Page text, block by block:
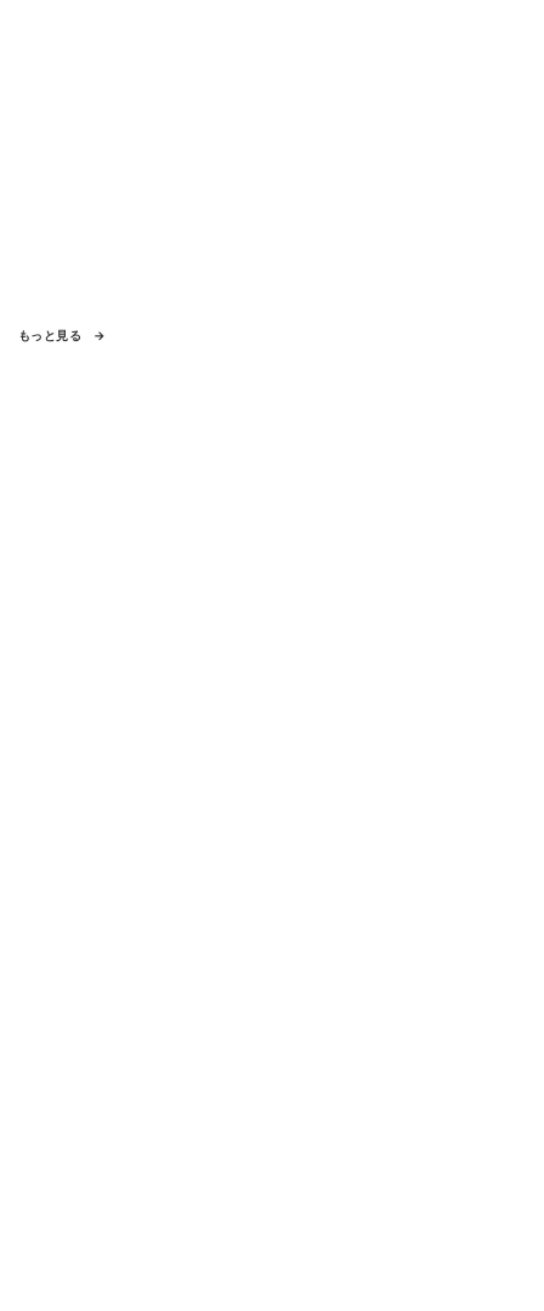
もっと見る